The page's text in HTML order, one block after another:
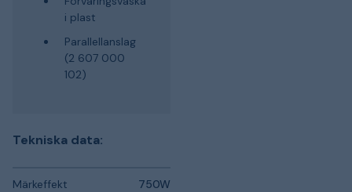
i plast
Parallellanslag
(2 607 000
102)
Tekniska data:
Märkeffekt 750W